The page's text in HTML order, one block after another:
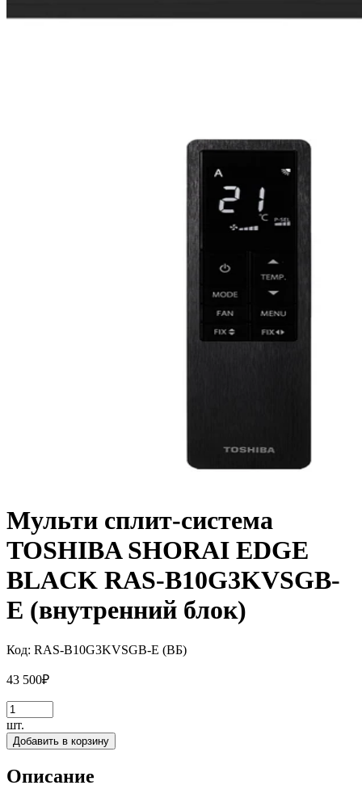
Мульти сплит-система
TOSHIBA SHORAI EDGE
BLACK RAS-B10G3KVSGB-
E (внутренний блок)
Код: RAS-B10G3KVSGB-E (ВБ)
43 500₽
шт.
Добавить в корзину
Описание